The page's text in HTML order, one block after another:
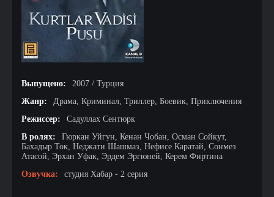
Выпущено:
2007 / Турция
Жанр:
Драма, Криминал, Триллер, Боевик, Приключения
Режиссер:
Садуллах Сентюрк
В ролях:
Гюркан Уйгун, Кенан Чобан, Осман Сойкут,
Бахадыр Ток, Неджати Шашмаз, Нефисе Каратай, Сонмез
Атасой, Эрхан Уфак, Эрдем Эргюней, Керем Фиртина
Озвучка:
студия Хабар - 2 серия